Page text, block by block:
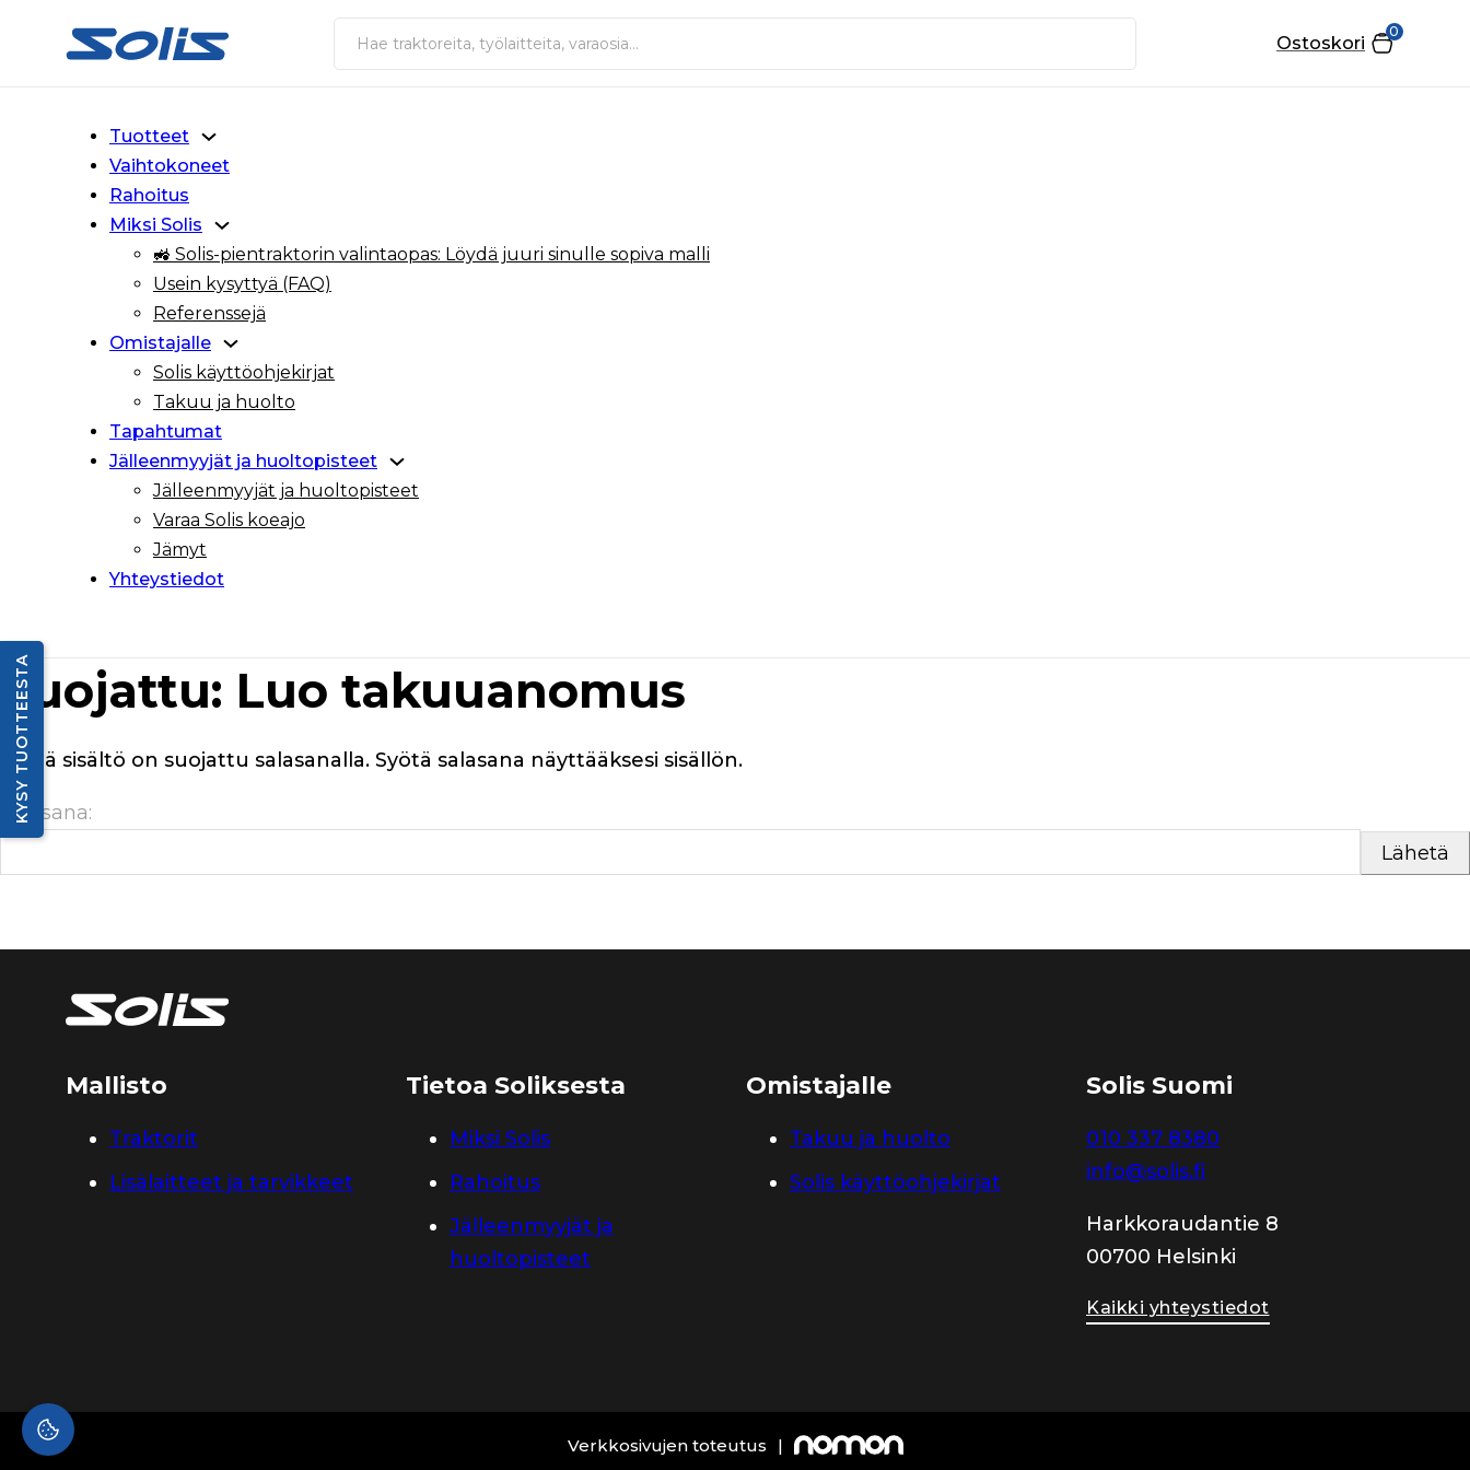
Siirry pääsisältöön
Siirry alatunnisteeseen
Haku
0
Ostoskori
Tuotteet
Vaihtokoneet
Rahoitus
Miksi Solis
🚜 Solis-pientraktorin valintaopas: Löydä juuri sinulle sopiva malli
Usein kysyttyä (FAQ)
Referenssejä
Omistajalle
Solis käyttöohjekirjat
Takuu ja huolto
Tapahtumat
Jälleenmyyjät ja huoltopisteet
Jälleenmyyjät ja huoltopisteet
Varaa Solis koeajo
Jämyt
Yhteystiedot
Suojattu: Luo takuuanomus
Tämä sisältö on suojattu salasanalla. Syötä salasana näyttääksesi sisällön.
Salasana:
Mallisto
Traktorit
Lisälaitteet ja tarvikkeet
Tietoa Soliksesta
Miksi Solis
Rahoitus
Jälleenmyyjät ja
huoltopisteet
Omistajalle
Takuu ja huolto
Solis käyttöohjekirjat
Solis Suomi
010 337 8380
info@solis.fi
Harkkoraudantie 8
00700 Helsinki
Kaikki yhteystiedot
KYSY TUOTTEESTA
Verkkosivujen toteutus |
Evästeasetukset